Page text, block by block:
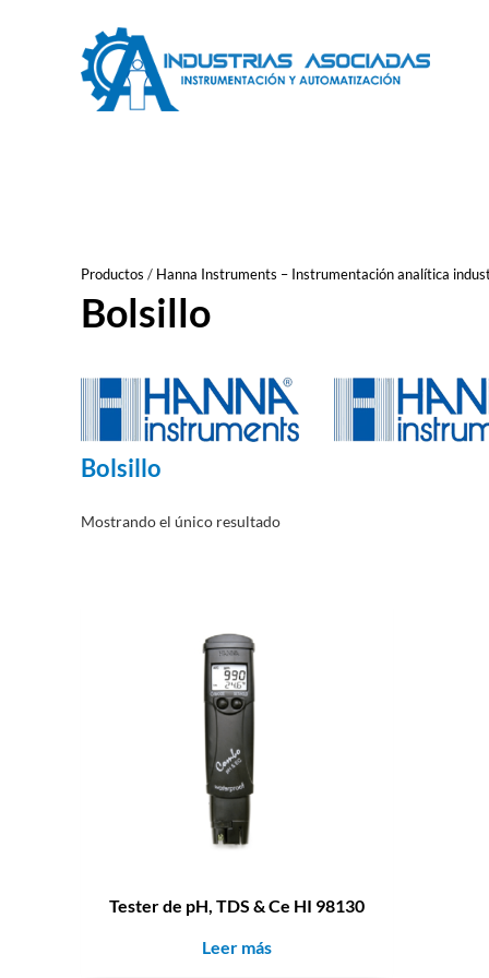
Productos / Hanna Instruments – Instrumentación analítica
Bolsillo
Bolsillo
Mostrando el único resultado
Tester de pH, TDS & Ce HI 98130
Leer más